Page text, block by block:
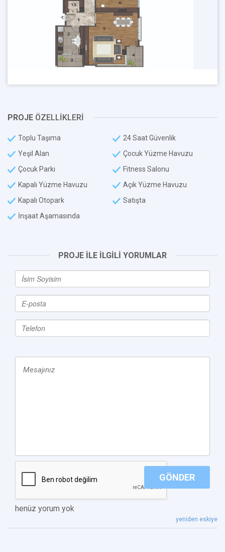
PROJE ÖZELLİKLERİ
Toplu Taşıma
24 Saat Güvenlik
Yeşil Alan
Çocuk Yüzme Havuzu
Çocuk Parkı
Fitness Salonu
Kapalı Yüzme Havuzu
Açık Yüzme Havuzu
Kapalı Otopark
Satışta
İnşaat Aşamasında
PROJE İLE İLGİLİ YORUMLAR
GÖNDER
henüz yorum yok
yeniden eskiye